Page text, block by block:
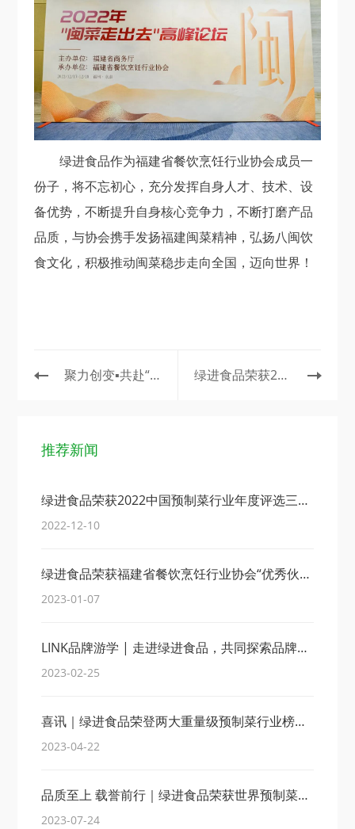
绿进食品作为福建省餐饮烹饪行业协会成员一
份子，将不忘初心，充分发挥自身人才、技术、设
备优势，不断提升自身核心竞争力，不断打磨产品
品质，与协会携手发扬福建闽菜精神，弘扬八闽饮
食文化，积极推动闽菜稳步走向全国，迈向世界！
聚力创变▪共赴“味”来｜绿进食品2023年度销售会议圆满召开！ 绿进食品荣获2022中国预制菜行业年度评选三大奖项！
推荐新闻
绿进食品荣获2022中国预制菜行业年度评选三大奖项！
2022-12-10
绿进食品荣获福建省餐饮烹饪行业协会“优秀伙伴奖”！
2023-01-07
LINK品牌游学 | 走进绿进食品，共同探索品牌供应链产业运营机密。
2023-02-25
喜讯｜绿进食品荣登两大重量级预制菜行业榜单！
2023-04-22
品质至上 载誉前行｜绿进食品荣获世界预制菜产业大会产品金奖！
2023-07-24